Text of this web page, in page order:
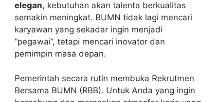
elegan, kebutuhan akan talenta berkualitas
semakin meningkat. BUMN tidak lagi mencari
karyawan yang sekadar ingin menjadi
“pegawai”, tetapi mencari inovator dan
pemimpin masa depan.
Pemerintah secara rutin membuka Rekrutmen
Bersama BUMN (RBB). Untuk Anda yang ingin